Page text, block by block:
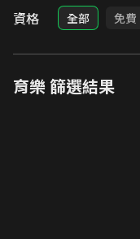
資格 全部 免費
育樂篩選結果